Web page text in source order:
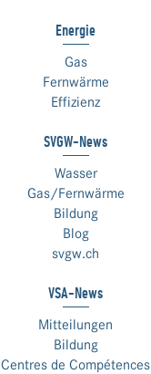
Energie
Gas
Fernwärme
Effizienz
SVGW-News
Wasser
Gas/Fernwärme
Bildung
Blog
svgw.ch
VSA-News
Mitteilungen
Bildung
Centres de Compétences